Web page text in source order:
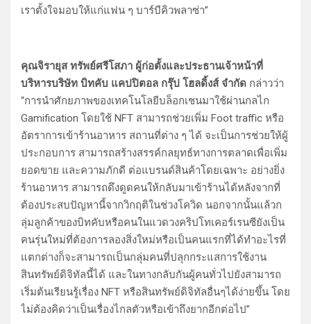
เราตั้งใจมอบให้แก่แฟน ๆ บาร์บีคิวพลาซ่า”
คุณจิรายุส ทรัพย์ศรีโสภา ผู้ก่อตั้งและประธานเจ้าหน้าที่
บริหารบริษัท บิทคับ แคปปิตอล กรุ๊ป โฮลดิ้งส์ จำกัด กล่าวว่า
“การนำศักยภาพของเทคโนโลยีบล็อกเชนมาใช้ผ่านกลไก
Gamification โดยใช้ NFT สามารถช่วยเพิ่ม Foot traffic หรือ
อัตราการเข้าร้านอาหาร สถานที่ต่าง ๆ ได้ จะเป็นการช่วยให้ผู้
ประกอบการ สามารถสร้างสรรค์กลยุทธ์ทางการตลาดเพื่อเพิ่ม
ยอดขาย และความภักดี ต่อแบรนด์สินค้าโดยเฉพาะ อย่างยิ่ง
ร้านอาหาร สามารถดึงดูดคนให้กลับมาเข้าร้านได้หลังจากที่
ต้องประสบปัญหานี้จากวิกฤติในช่วงโควิด นอกจากนั้นแล้วก
ลุ่มลูกค้าของบิทคับหรือคนในแวดวงคริปโทเคอร์เรนซียังเป็น
คนรุ่นใหม่ที่ต้องการลองสิ่งใหม่หรือเป็นคนแรกที่ได้ทำอะไรที่
แตกต่างก็จะสามารถเป็นกลุ่มคนที่ปลุกกระแสการใช้งาน
สินทรัพย์ดิจิทัลนี้ได้ และในทางกลับกันผู้คนทั่วไปยังสามารถ
เริ่มต้นเรียนรู้เรื่อง NFT หรือสินทรัพย์ดิจิทัลอื่นๆได้ง่ายขึ้น โดย
ไม่ต้องคิดว่าเป็นเรื่องไกลตัวหรือเข้าถึงยากอีกต่อไป”